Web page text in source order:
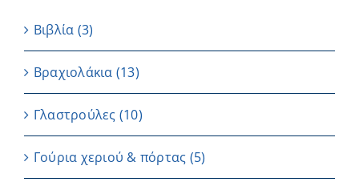
Βιβλία (3)
Βραχιολάκια (13)
Γλαστρούλες (10)
Γούρια χεριού & πόρτας (5)